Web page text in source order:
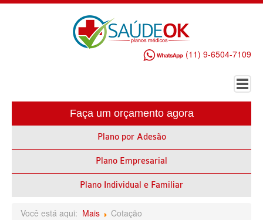
(11) 9-6504-7109
PLANO DE SAÚDE EMPRESARIAL
ALLIANZ PLANO DE SAÚDE EMPRESARIAL
AMEPLAN PLANO DE SAÚDE EMPRESARIAL
Faça um orçamento agora
Plano por Adesão
Plano Empresarial
Plano Individual e Familiar
Você está aqui: Mais Cotação